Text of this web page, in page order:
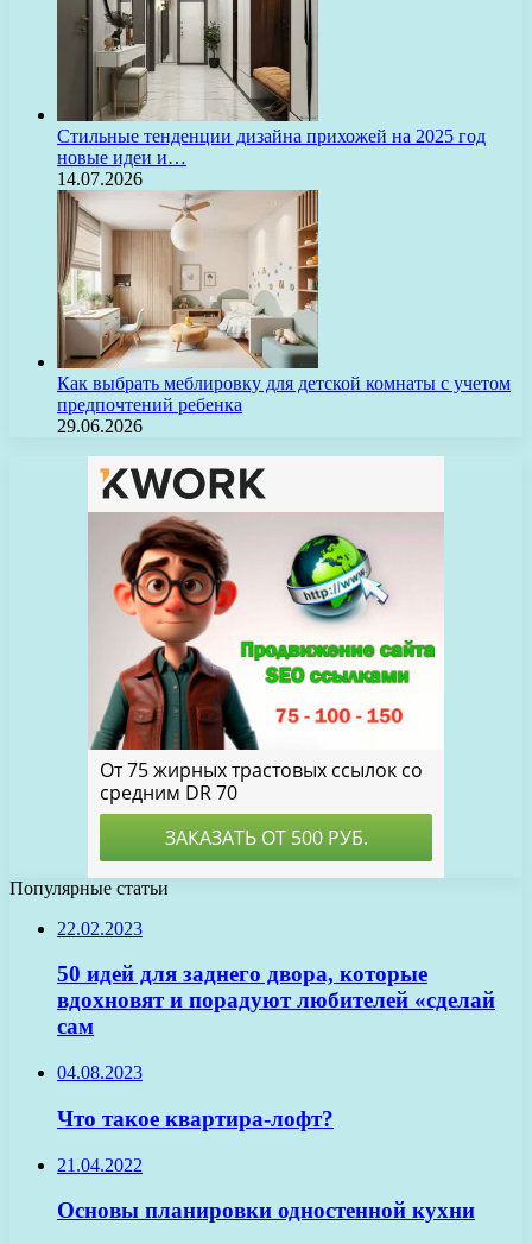
Стильные тенденции дизайна прихожей на 2025 год
новые идеи и…
14.07.2026
Как выбрать меблировку для детской комнаты с учетом
предпочтений ребенка
29.06.2026
Популярные статьи
22.02.2023
50 идей для заднего двора, которые
вдохновят и порадуют любителей «сделай
сам
04.08.2023
Что такое квартира-лофт?
21.04.2022
Основы планировки одностенной кухни